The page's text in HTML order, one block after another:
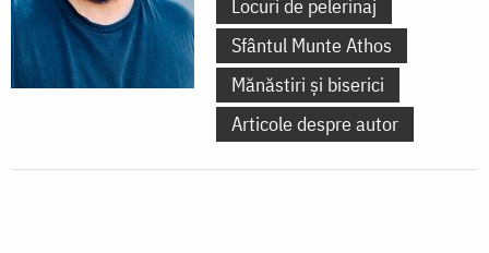
Locuri de pelerinaj
Sfântul Munte Athos
Mănăstiri și biserici
Articole despre autor